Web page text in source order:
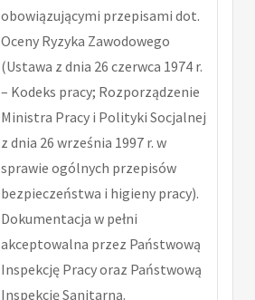
obowiązującymi przepisami dot.
Oceny Ryzyka Zawodowego
(Ustawa z dnia 26 czerwca 1974 r.
– Kodeks pracy; Rozporządzenie
Ministra Pracy i Polityki Socjalnej
z dnia 26 września 1997 r. w
sprawie ogólnych przepisów
bezpieczeństwa i higieny pracy).
Dokumentacja w pełni
akceptowalna przez Państwową
Inspekcję Pracy oraz Państwową
Inspekcję Sanitarną.